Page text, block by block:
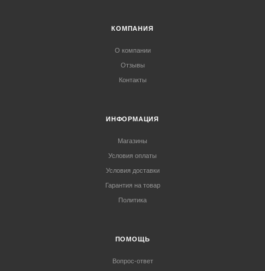
КОМПАНИЯ
О компании
Отзывы
Контакты
ИНФОРМАЦИЯ
Магазины
Условия оплаты
Условия доставки
Гарантия на товар
Политика
ПОМОЩЬ
Вопрос-ответ